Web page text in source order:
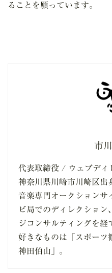
ることを願っています。
市
代表取締役 / ウェブディ
神奈川県川崎市川崎区出
音楽専門オークションサ
ビ局でのディレクション
ジコンサルティングを経
好きなものは「スポーツ
神田伯山」。